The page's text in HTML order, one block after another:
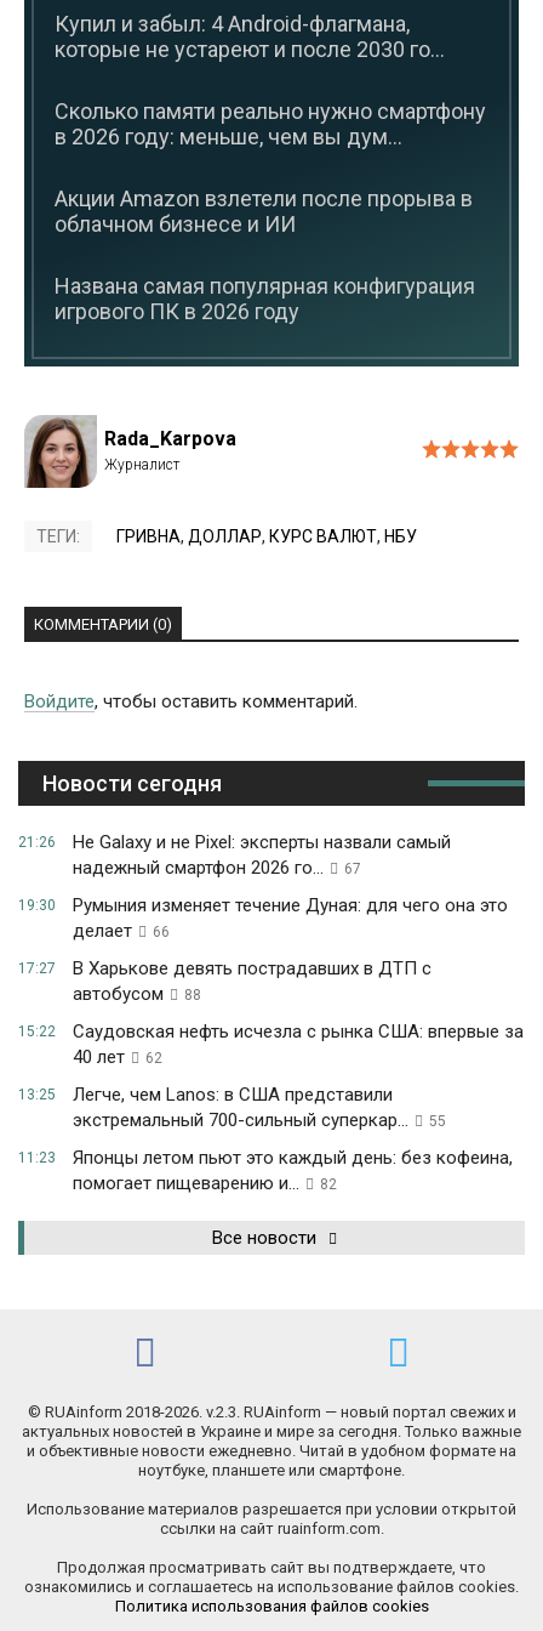
Купил и забыл: 4 Android-флагмана,
которые не устареют и после 2030 го...
Сколько памяти реально нужно смартфону
в 2026 году: меньше, чем вы дум...
Акции Amazon взлетели после прорыва в
облачном бизнесе и ИИ
Названа самая популярная конфигурация
игрового ПК в 2026 году
Rada_Karpova
ТЕГИ: ГРИВНА, ДОЛЛАР, КУРС ВАЛЮТ, НБУ
КОММЕНТАРИИ (0)
Войдите, чтобы оставить комментарий.
Новости сегодня
21:26
Не Galaxy и не Pixel: эксперты назвали самый
надежный смартфон 2026 го...
67
19:30
Румыния изменяет течение Дуная: для чего она это
делает
66
17:27
В Харькове девять пострадавших в ДТП с
автобусом
88
15:22
Саудовская нефть исчезла с рынка США: впервые за
40 лет
62
13:25
Легче, чем Lanos: в США представили
экстремальный 700-сильный суперкар...
55
11:23
Японцы летом пьют это каждый день: без кофеина,
помогает пищеварению и...
82
Все новости
© RUAinform 2018-2026. v.2.3. RUAinform — новый портал свежих и
актуальных новостей в Украине и мире за сегодня. Только важные
и объективные новости ежедневно. Читай в удобном формате на
ноутбуке, планшете или смартфоне.
Использование материалов разрешается при условии открытой
ссылки на сайт ruainform.com.
Продолжая просматривать сайт вы подтверждаете, что
ознакомились и соглашаетесь на использование файлов cookies.
Политика использования файлов cookies